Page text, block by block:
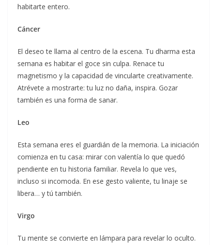
habitarte entero.
Cáncer
El deseo te llama al centro de la escena. Tu dharma esta
semana es habitar el goce sin culpa. Renace tu
magnetismo y la capacidad de vincularte creativamente.
Atrévete a mostrarte: tu luz no daña, inspira. Gozar
también es una forma de sanar.
Leo
Esta semana eres el guardián de la memoria. La iniciación
comienza en tu casa: mirar con valentía lo que quedó
pendiente en tu historia familiar. Revela lo que ves,
incluso si incomoda. En ese gesto valiente, tu linaje se
libera… y tú también.
Virgo
Tu mente se convierte en lámpara para revelar lo oculto.